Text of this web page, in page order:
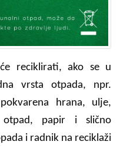
reciklirati, ako se u
vrsta otpada, npr.
hrana, ulje,
otpad, papir i slično
i radnik na reciklaži